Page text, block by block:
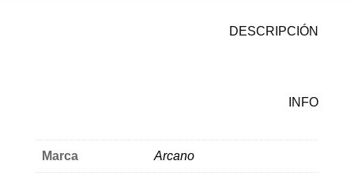
DESCRIPCIÓN
INFO
Marca Arcano